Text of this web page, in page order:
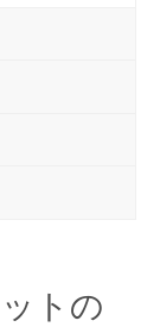
トの